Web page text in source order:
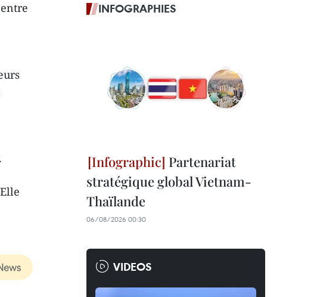
INFOGRAPHIES
Partenariat
stratégique global Vietnam-
Thaïlande
06/08/2026 00:30
VIDEOS